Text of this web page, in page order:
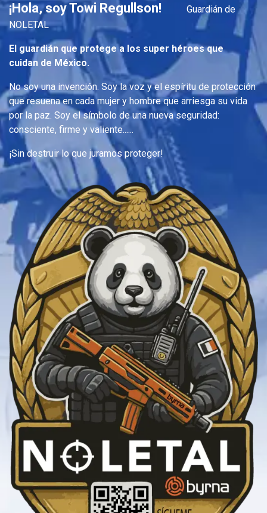
¡Hola, soy Towi Regullson!
Guardián de
NOLETAL
El guardián que protege a los super héroes que
cuidan de México.
No soy una invención. Soy la voz y el espíritu de protección
que resuena en cada mujer y hombre que arriesga su vida
por la paz. Soy el símbolo de una nueva seguridad:
consciente, firme y valiente......
¡Sin destruir lo que juramos proteger!